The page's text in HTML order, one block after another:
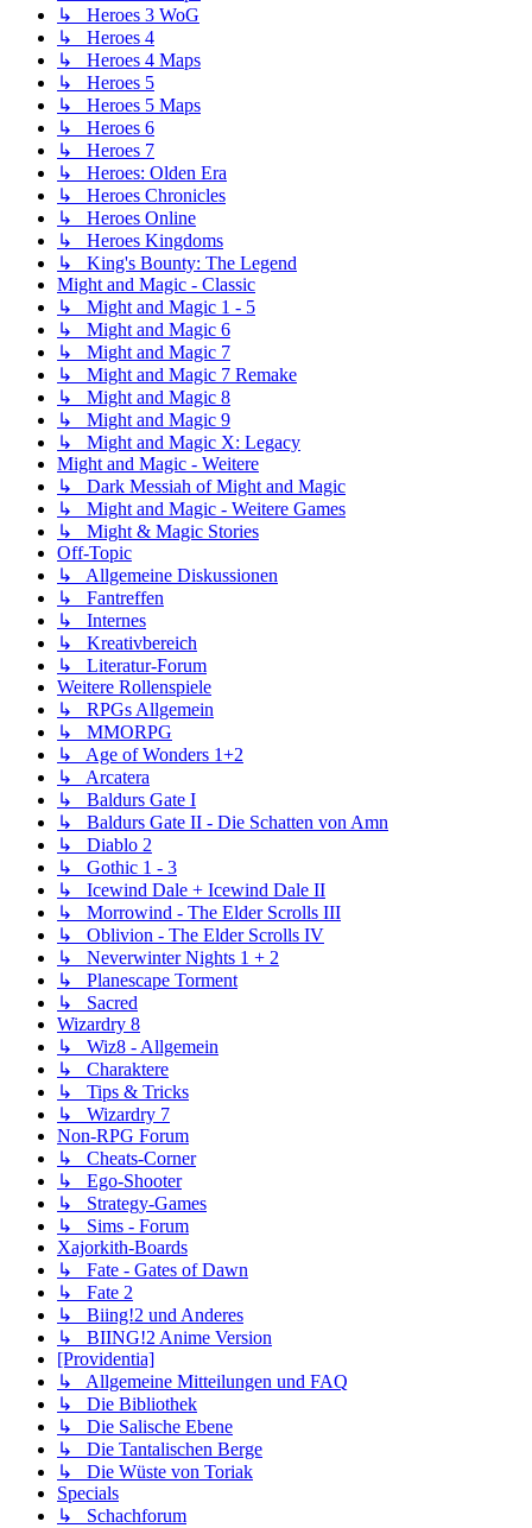
↳ Heroes 3 WoG
↳ Heroes 4
↳ Heroes 4 Maps
↳ Heroes 5
↳ Heroes 5 Maps
↳ Heroes 6
↳ Heroes 7
↳ Heroes: Olden Era
↳ Heroes Chronicles
↳ Heroes Online
↳ Heroes Kingdoms
↳ King's Bounty: The Legend
Might and Magic - Classic
↳ Might and Magic 1 - 5
↳ Might and Magic 6
↳ Might and Magic 7
↳ Might and Magic 7 Remake
↳ Might and Magic 8
↳ Might and Magic 9
↳ Might and Magic X: Legacy
Might and Magic - Weitere
↳ Dark Messiah of Might and Magic
↳ Might and Magic - Weitere Games
↳ Might & Magic Stories
Off-Topic
↳ Allgemeine Diskussionen
↳ Fantreffen
↳ Internes
↳ Kreativbereich
↳ Literatur-Forum
Weitere Rollenspiele
↳ RPGs Allgemein
↳ MMORPG
↳ Age of Wonders 1+2
↳ Arcatera
↳ Baldurs Gate I
↳ Baldurs Gate II - Die Schatten von Amn
↳ Diablo 2
↳ Gothic 1 - 3
↳ Icewind Dale + Icewind Dale II
↳ Morrowind - The Elder Scrolls III
↳ Oblivion - The Elder Scrolls IV
↳ Neverwinter Nights 1 + 2
↳ Planescape Torment
↳ Sacred
Wizardry 8
↳ Wiz8 - Allgemein
↳ Charaktere
↳ Tips & Tricks
↳ Wizardry 7
Non-RPG Forum
↳ Cheats-Corner
↳ Ego-Shooter
↳ Strategy-Games
↳ Sims - Forum
Xajorkith-Boards
↳ Fate - Gates of Dawn
↳ Fate 2
↳ Biing!2 und Anderes
↳ BIING!2 Anime Version
[Providentia]
↳ Allgemeine Mitteilungen und FAQ
↳ Die Bibliothek
↳ Die Salische Ebene
↳ Die Tantalischen Berge
↳ Die Wüste von Toriak
Specials
↳ Schachforum